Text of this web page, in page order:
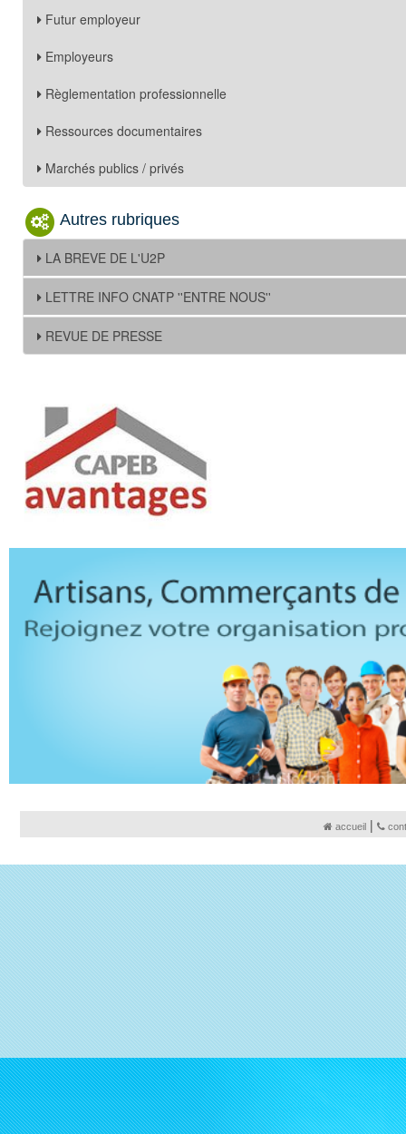
Futur employeur
Employeurs
Règlementation professionnelle
Ressources documentaires
Marchés publics / privés
Autres rubriques
LA BREVE DE L'U2P
LETTRE INFO CNATP ''ENTRE NOUS''
REVUE DE PRESSE
accueil|